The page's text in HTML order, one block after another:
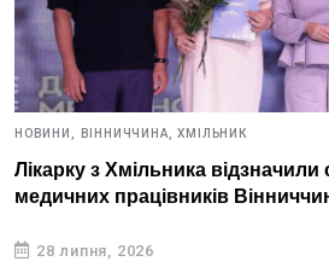
НОВИНИ, ВІННИЧЧИНА, ХМІЛЬНИК
Лікарку з Хмільника
медичних працівників
28 липня, 2026